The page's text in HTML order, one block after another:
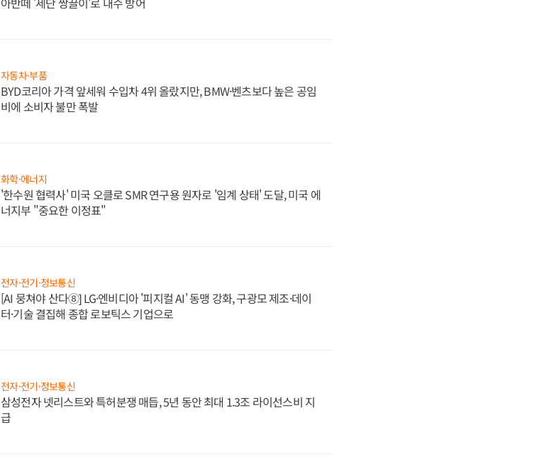
자동차·부품
BYD코리아 가격 앞세워 수입차 4위 올랐지만, BMW·벤츠보다 높은 공임
비에 소비자 불만 폭발
화학·에너지
'한수원 협력사' 미국 오클로 SMR 연구용 원자로 '임계 상태' 도달, 미국 에
너지부 "중요한 이정표"
전자·전기·정보통신
[AI 뭉쳐야 산다⑧] LG·엔비디아 '피지컬 AI' 동맹 강화, 구광모 제조·데이
터·기술 결집해 종합 로보틱스 기업으로
전자·전기·정보통신
삼성전자 넷리스트와 특허분쟁 매듭, 5년 동안 최대 1.3조 라이선스비 지
급